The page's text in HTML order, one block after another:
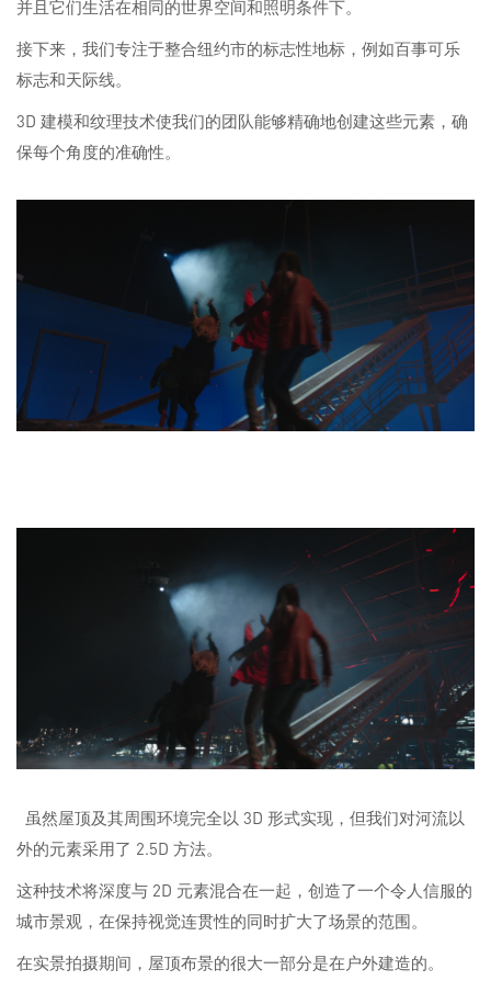
并且它们生活在相同的世界空间和照明条件下。
接下来，我们专注于整合纽约市的标志性地标，例如百事可乐
标志和天际线。
3D 建模和纹理技术使我们的团队能够精确地创建这些元素，确
保每个角度的准确性。
虽然屋顶及其周围环境完全以 3D 形式实现，但我们对河流以
外的元素采用了 2.5D 方法。
这种技术将深度与 2D 元素混合在一起，创造了一个令人信服的
城市景观，在保持视觉连贯性的同时扩大了场景的范围。
在实景拍摄期间，屋顶布景的很大一部分是在户外建造的。